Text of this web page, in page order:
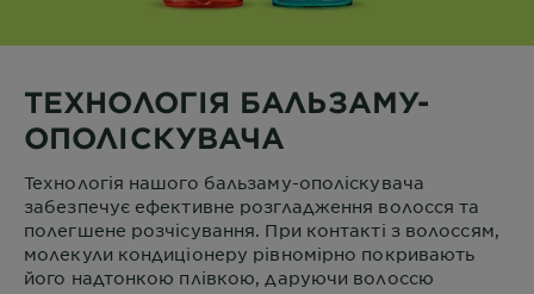
ТЕХНОЛОГІЯ БАЛЬЗАМУ-
ОПОЛІСКУВАЧА
Технологія нашого бальзаму-ополіскувача
забезпечує ефективне розгладження волосся та
полегшене розчісування. При контакті з волоссям,
молекули кондиціонеру рівномірно покривають
його надтонкою плівкою, даруючи волоссю